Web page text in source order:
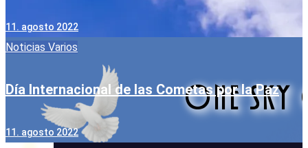
11. agosto 2022
Noticias Varios
Día Internacional de las Cometas por la Paz
11. agosto 2022